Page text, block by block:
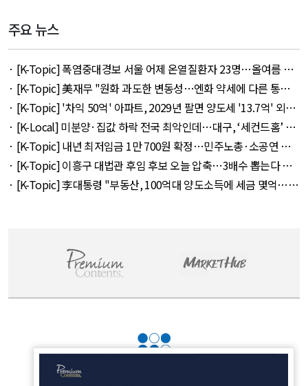
주요 뉴스
· [K-Topic] 폭염중대경보 서울 어제 온열질환자 23명…올여름 최
다 외 33건 - August 5, 2026
· [K-Topic] 美재무 "원화 과도한 변동성…엔화 약세에 다른 통화
뒤따를 것" 외 50건 - August 5, 2026
· [K-Topic] '차익 50억' 아파트, 2029년 팔면 양도세 '13.7억' 외
20건 - August 4, 2026
· [K-Local] 미분양·집값 하락 전국 최악인데…대구, ‘세컨드홈’ 특
례서 빠졌다 외 11건 - August 5, 2026
· [K-Topic] 내년 최저임금 1만 700원 확정…민주노총·소공연 이
의 불수용 외 44건 - August 5, 2026
· [K-Topic] 이흥구 대법관 후임 후보 오늘 압축…3배수 뽑는다 외
21건 - August 4, 2026
· [K-Topic] 李대통령 "부동산, 100억대 양도소득에 세금 몇억…형